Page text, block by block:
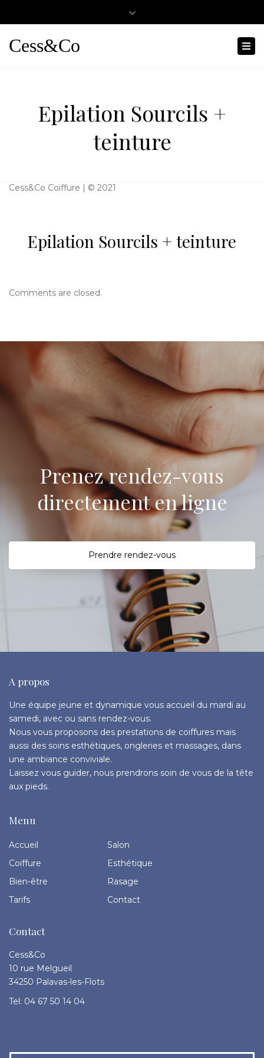
Close
Cess&Co
Epilation Sourcils +
teinture
Cess&Co Coiffure | © 2021
Epilation Sourcils + teinture
Comments are closed.
Prenez rendez-vous
directement en ligne
Prendre rendez-vous
A propos
Une équipe jeune et dynamique vous accueil du mardi au
samedi, avec ou sans rendez-vous.
Nous vous proposons des prestations de coiffures mais
aussi des soins esthétiques, ongleries et massages, dans
une ambiance conviviale.
Laissez vous guider, nous prendrons soin de vous de la tête
aux pieds.
Menu
Accueil
Salon
Coiffure
Esthétique
Bien-être
Rasage
Tarifs
Contact
Contact
Cess&Co
10 rue Melgueil
34250 Palavas-les-Flots
Tel: 04 67 50 14 04